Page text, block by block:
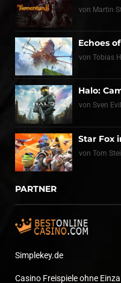
von Martin
Echoes
von Tobias
Halo:
von Sven Evil
Star Fox
von Tom
PARTNER
Simplekey.de
Casino Freispiele ohne